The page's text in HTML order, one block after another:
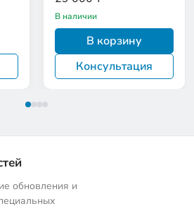
В наличии
В корзину
Консультация
обновления и